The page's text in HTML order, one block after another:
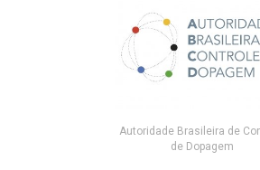
Autoridade Brasileira de
de Dopagem